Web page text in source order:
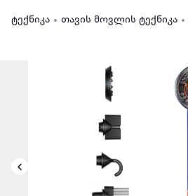
ტექნიკა თავის მოვლის ტექნიკა